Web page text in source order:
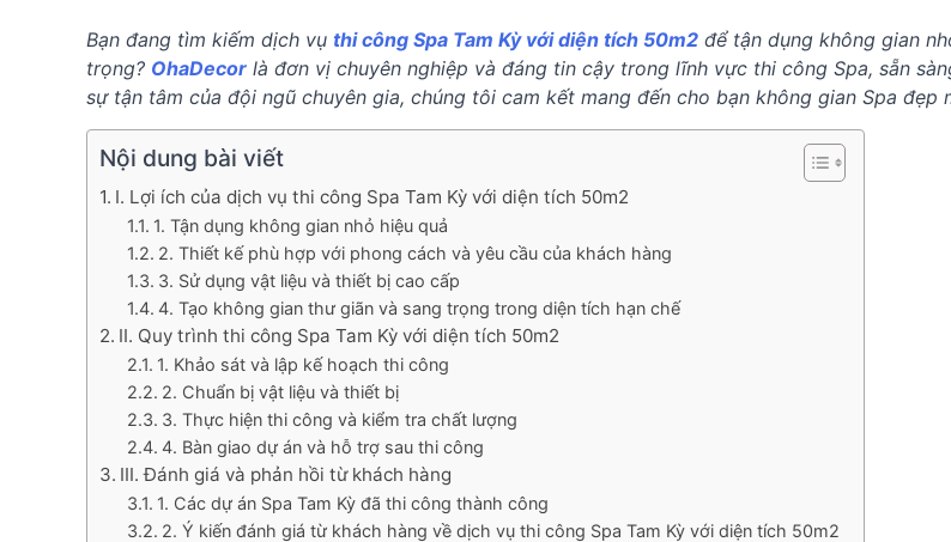
Bạn đang tìm kiếm dịch vụ thi công Spa Tam Kỳ với diện tích 50m2 để tận dụng không gian
trọng? OhaDecor là đơn vị chuyên nghiệp và đáng tin cậy trong lĩnh vực thi công Spa, sẵn
sự tận tâm của đội ngũ chuyên gia, chúng tôi cam kết mang đến cho bạn không gian Spa đẹp
Nội dung bài viết
I. Lợi ích của dịch vụ thi công Spa Tam Kỳ với diện tích 50m2
1. Tận dụng không gian nhỏ hiệu quả
2. Thiết kế phù hợp với phong cách và yêu cầu của khách hàng
3. Sử dụng vật liệu và thiết bị cao cấp
4. Tạo không gian thư giãn và sang trọng trong diện tích hạn chế
II. Quy trình thi công Spa Tam Kỳ với diện tích 50m2
1. Khảo sát và lập kế hoạch thi công
2. Chuẩn bị vật liệu và thiết bị
3. Thực hiện thi công và kiểm tra chất lượng
4. Bàn giao dự án và hỗ trợ sau thi công
III. Đánh giá và phản hồi từ khách hàng
1. Các dự án Spa Tam Kỳ đã thi công thành công
2. Ý kiến đánh giá từ khách hàng về dịch vụ thi công Spa Tam Kỳ với diện tích 50m2